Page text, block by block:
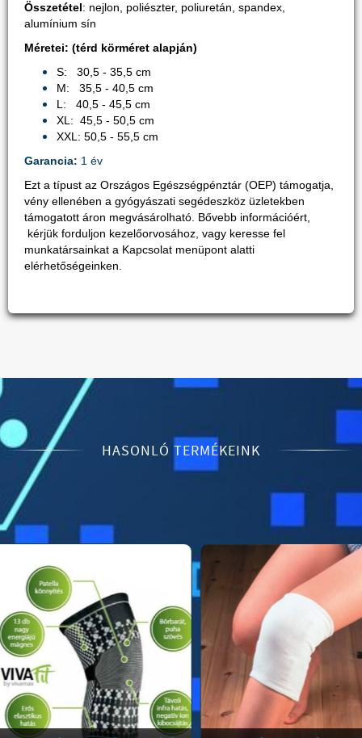
Összetétel: nejlon, poliészter, poliuretán, spandex,
alumínium sín
Méretei: (térd körméret alapján)
S: 30,5 - 35,5 cm
M: 35,5 - 40,5 cm
L: 40,5 - 45,5 cm
XL: 45,5 - 50,5 cm
XXL: 50,5 - 55,5 cm
Garancia: 1 év
Ezt a típust az Országos Egészségpénztár (OEP) támogatja,
vény ellenében a gyógyászati segédeszköz üzletekben
támogatott áron megvásárolható. Bővebb információért,
kérjük forduljon kezelőorvosához, vagy keresse fel
munkatársainkat a Kapcsolat menüpont alatti
elérhetőségeinken.
HASONLÓ TERMÉKEINK